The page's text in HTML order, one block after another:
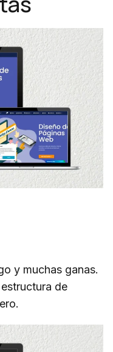
y muchas ganas.
de